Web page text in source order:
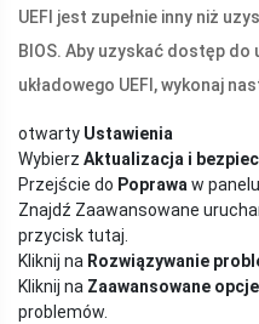
UEFI jest zupełnie inny niż
BIOS. Aby uzyskać dostęp
układowego UEFI, wykonaj
otwarty Ustawienia
Wybierz Aktualizacja i
Przejście do Poprawaw
Znajdź Zaawansowane
przycisk tutaj.
Kliknij na Rozwiązywanie
Kliknij na Zaawansowane opcje
problemów.